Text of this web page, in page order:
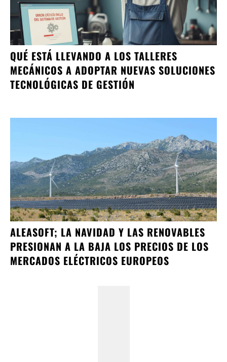
QUÉ ESTÁ LLEVANDO A LOS TALLERES
MECÁNICOS A ADOPTAR NUEVAS SOLUCIONES
TECNOLÓGICAS DE GESTIÓN
ALEASOFT; LA NAVIDAD Y LAS RENOVABLES
PRESIONAN A LA BAJA LOS PRECIOS DE LOS
MERCADOS ELÉCTRICOS EUROPEOS